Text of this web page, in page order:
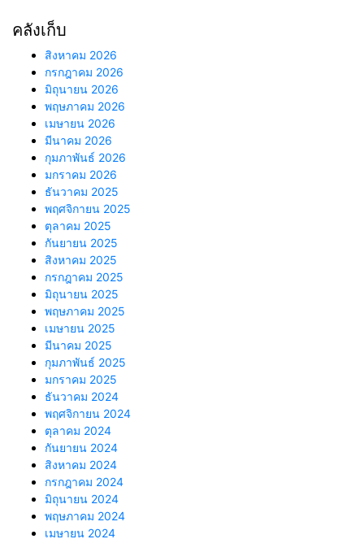
คลังเก็บ
สิงหาคม 2026
กรกฎาคม 2026
มิถุนายน 2026
พฤษภาคม 2026
เมษายน 2026
มีนาคม 2026
กุมภาพันธ์ 2026
มกราคม 2026
ธันวาคม 2025
พฤศจิกายน 2025
ตุลาคม 2025
กันยายน 2025
สิงหาคม 2025
กรกฎาคม 2025
มิถุนายน 2025
พฤษภาคม 2025
เมษายน 2025
มีนาคม 2025
กุมภาพันธ์ 2025
มกราคม 2025
ธันวาคม 2024
พฤศจิกายน 2024
ตุลาคม 2024
กันยายน 2024
สิงหาคม 2024
กรกฎาคม 2024
มิถุนายน 2024
พฤษภาคม 2024
เมษายน 2024